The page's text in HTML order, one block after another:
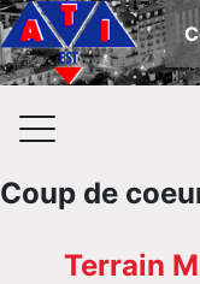
Coup de
Terrain